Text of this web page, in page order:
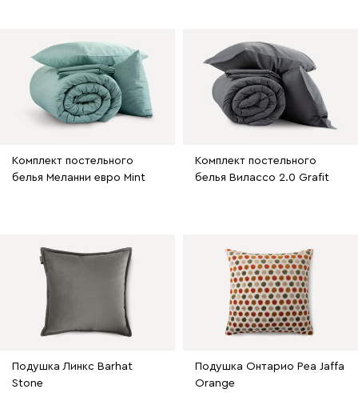
Комплект постельного
белья Меланни евро Mint
Комплект постельного
белья Вилассо 2.0 Grafit
Подушка Линкс Barhat
Stone
Подушка Онтарио Pea Jaffa
Orange